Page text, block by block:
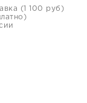
(1 100 руб)